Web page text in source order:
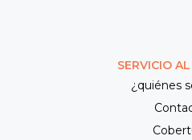
SERVICIO
¿quiénes